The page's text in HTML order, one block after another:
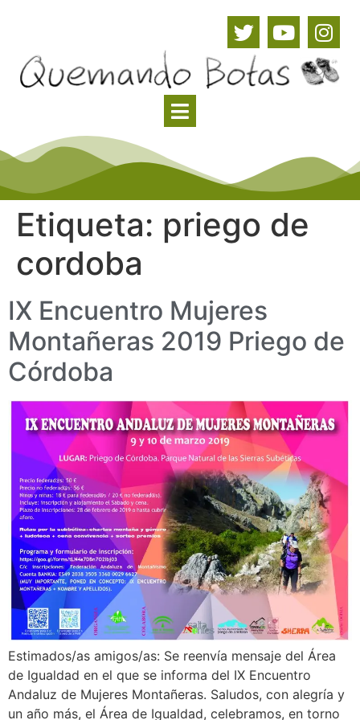
Etiqueta: priego de
cordoba
IX Encuentro Mujeres
Montañeras 2019 Priego de
Córdoba
Estimados/as amigos/as: Se reenvía mensaje del Área
de Igualdad en el que se informa del IX Encuentro
Andaluz de Mujeres Montañeras. Saludos, con alegría y
un año más, el Área de Igualdad, celebramos, en torno